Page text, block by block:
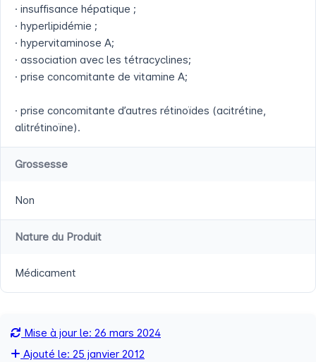
· insuffisance hépatique ;
· hyperlipidémie ;
· hypervitaminose A;
· association avec les tétracyclines;
· prise concomitante de vitamine A;
· prise concomitante d’autres rétinoïdes (acitrétine,
alitrétinoïne).
Grossesse
Non
Nature du Produit
Médicament
Mise à jour le: 26 mars 2024
Ajouté le: 25 janvier 2012